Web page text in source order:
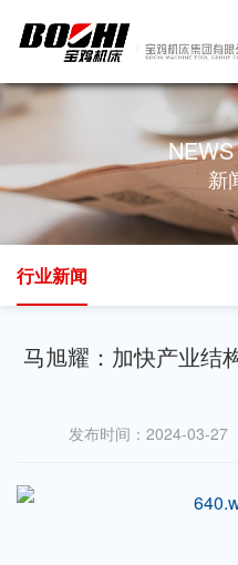
新
行业新闻
马旭耀：加快产业结
发布时间：2024-03-